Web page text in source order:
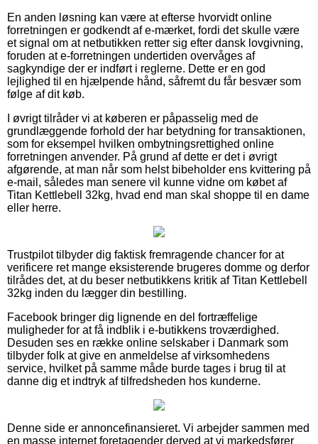
En anden løsning kan være at efterse hvorvidt online
forretningen er godkendt af e-mærket, fordi det skulle være
et signal om at netbutikken retter sig efter dansk lovgivning,
foruden at e-forretningen undertiden overvåges af
sagkyndige der er indført i reglerne. Dette er en god
lejlighed til en hjælpende hånd, såfremt du får besvær som
følge af dit køb.
I øvrigt tilråder vi at køberen er påpasselig med de
grundlæggende forhold der har betydning for transaktionen,
som for eksempel hvilken ombytningsrettighed online
forretningen anvender. På grund af dette er det i øvrigt
afgørende, at man når som helst bibeholder ens kvittering på
e-mail, således man senere vil kunne vidne om købet af
Titan Kettlebell 32kg, hvad end man skal shoppe til en dame
eller herre.
Trustpilot tilbyder dig faktisk fremragende chancer for at
verificere ret mange eksisterende brugeres domme og derfor
tilrådes det, at du beser netbutikkens kritik af Titan Kettlebell
32kg inden du lægger din bestilling.
Facebook bringer dig lignende en del fortræffelige
muligheder for at få indblik i e-butikkens troværdighed.
Desuden ses en række online selskaber i Danmark som
tilbyder folk at give en anmeldelse af virksomhedens
service, hvilket på samme måde burde tages i brug til at
danne dig et indtryk af tilfredsheden hos kunderne.
Denne side er annoncefinansieret. Vi arbejder sammen med
en masse internet foretagender derved at vi markedsfører